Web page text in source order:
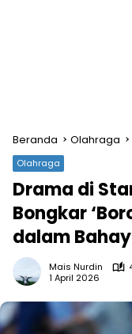
Beranda Olahraga
Olahraga
Drama di
Bongkar
dalam
Mais Nurdin
1 April 2026